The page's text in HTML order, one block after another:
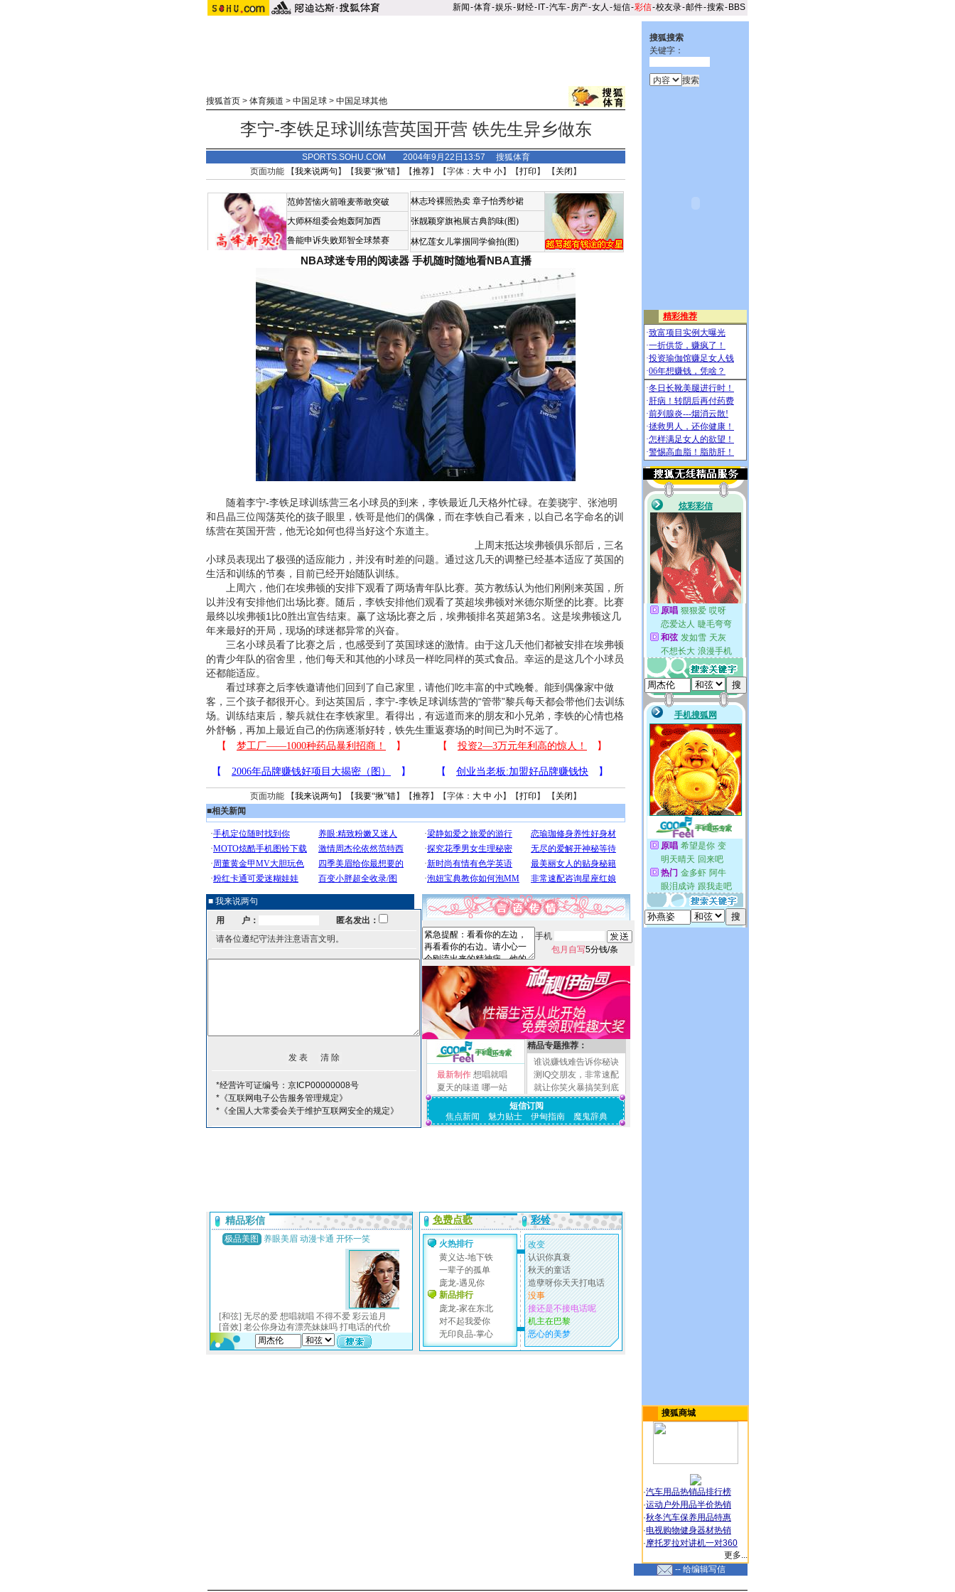
新闻-体育-娱乐-财经- IT-汽车-房产-女人 -短信-彩信-校友录-邮件-搜索- BBS
搜狐首页 > 体育频道 > 中国足球 > 中国足球其他
李宁-李铁足球训练营英国开营 铁先生异乡做东
SPORTS.SOHU.COM 2004年9月22日13:57 搜狐体育
页面功能 【我来说两句 】【我要“揪”错】【推荐】【字体： 大 中 小】【打印 】 【 关闭 】
范帅苦恼火箭唯麦蒂敢突破
大师杯组委会炮轰阿加西
鲁能申诉失败郑智全球禁赛
林志玲裸照热卖 章子怡秀纱裙
张靓颖穿旗袍展古典韵味(图)
林忆莲女儿掌掴同学偷拍(图)
NBA球迷专用的阅读器 手机随时随地看NBA直播
随着李宁-李铁足球训练营三名小球员的到来，李铁最近几天格外忙碌。在姜骁宇、张池明
和吕晶三位闯荡英伦的孩子眼里，铁哥是他们的偶像，而在李铁自己看来，以自己名字命名的训
练营在英国开营，他无论如何也得当好这个东道主。
上周末抵达埃弗顿俱乐部后，三名
小球员表现出了极强的适应能力，并没有时差的问题。通过这几天的调整已经基本适应了英国的
生活和训练的节奏，目前已经开始随队训练。
上周六，他们在埃弗顿的安排下观看了两场青年队比赛。英方教练认为他们刚刚来英国，所
以并没有安排他们出场比赛。随后，李铁安排他们观看了英超埃弗顿对米德尔斯堡的比赛。比赛
最终以埃弗顿1比0胜出宣告结束。赢了这场比赛之后，埃弗顿排名英超第3名。这是埃弗顿这几
年来最好的开局，现场的球迷都异常的兴奋。
三名小球员看了比赛之后，也感受到了英国球迷的激情。由于这几天他们都被安排在埃弗顿
的青少年队的宿舍里，他们每天和其他的小球员一样吃同样的英式食品。幸运的是这几个小球员
还都能适应。
看过球赛之后李铁邀请他们回到了自己家里，请他们吃丰富的中式晚餐。能到偶像家中做
客，三个孩子都很开心。到达英国后，李宁-李铁足球训练营的“管带”黎兵每天都会带他们去训练
场。训练结束后，黎兵就住在李铁家里。看得出，有远道而来的朋友和小兄弟，李铁的心情也格
外舒畅，再加上最近自己的伤病逐渐好转，铁先生重返赛场的时间已为时不远了。
页面功能 【我来说两句 】【我要“揪”错】【推荐】【字体： 大 中 小】【打印 】 【 关闭 】
■相关新闻
■ 我来说两句
用 户：
匿名发出：
请各位遵纪守法并注意语言文明。
*经营许可证编号：京ICP00000008号
*《互联网电子公告服务管理规定》
*《全国人大常委会关于维护互联网安全的规定》
手机
包月自写5分钱/条
最新制作 想唱就唱
夏天的味道 哪一站
精品专题推荐：
谁说赚钱难告诉你秘诀
测IQ交朋友，非常速配
就让你笑火暴搞笑到底
短信订阅
焦点新闻
魅力贴士 伊甸指南 魔鬼辞典
搜狐搜索
关键字：
搜狐商城
·汽车用品热销品排行榜
·运动户外用品半价热销
·秋冬汽车保养用品特惠
·电视购物健身器材热销
·摩托罗拉对讲机一对360
更多...
-- 给编辑写信